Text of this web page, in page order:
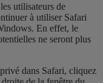
utilisateurs de
à utiliser Safari
En effet, le
ne seront plus
dans Safari, cliquez